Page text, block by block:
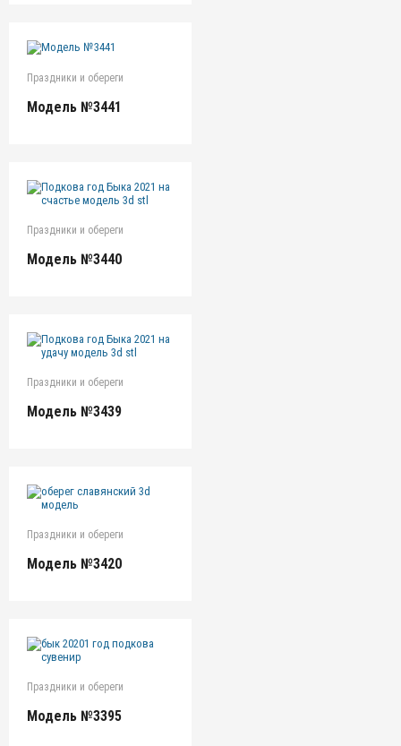
Праздники и обереги
Модель №3441
Праздники и обереги
Модель №3440
Праздники и обереги
Модель №3439
Праздники и обереги
Модель №3420
Праздники и обереги
Модель №3395